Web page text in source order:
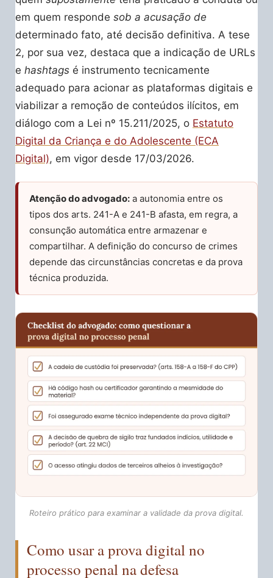
em quem responde sob a acusação de
determinado fato, até decisão definitiva. A tese
2, por sua vez, destaca que a indicação de URLs
e hashtags é instrumento tecnicamente
adequado para acionar as plataformas digitais e
viabilizar a remoção de conteúdos ilícitos, em
diálogo com a Lei nº 15.211/2025, o Estatuto
Digital da Criança e do Adolescente (ECA
Digital), em vigor desde 17/03/2026.
Atenção do advogado: a autonomia entre os
tipos dos arts. 241-A e 241-B afasta, em regra, a
consunção automática entre armazenar e
compartilhar. A definição do concurso de crimes
depende das circunstâncias concretas e da prova
técnica produzida.
Roteiro prático para examinar a validade da prova digital.
Como usar a prova digital no
processo penal na defesa